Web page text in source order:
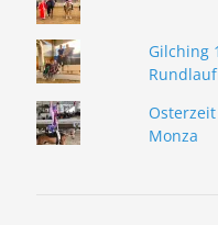
Gilching
Monza